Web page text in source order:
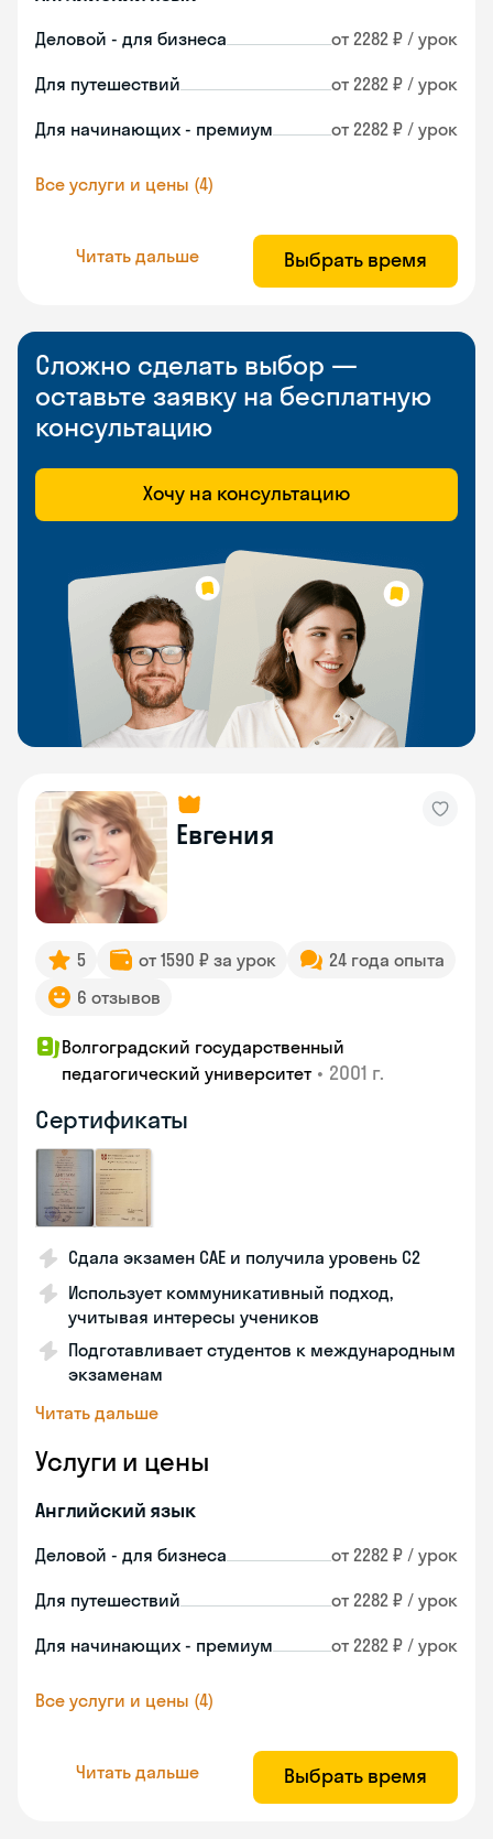
Деловой - для бизнеса от 2282 ₽ / урок
Для путешествий от 2282 ₽ / урок
Для начинающих - премиум от 2282 ₽ / урок
Все услуги и цены (4)
Читать дальше Выбрать время
Сложно сделать выбор —
оставьте заявку на бесплатную
консультацию
Хочу на консультацию
Евгения
5 от 1590 ₽ за урок
24 года опыта
6 отзывов
Волгоградский государственный
педагогический университет • 2001 г.
Сертификаты
Сдала экзамен CAE и получила уровень С2
Использует коммуникативный подход,
учитывая интересы учеников
Подготавливает студентов к международным
экзаменам
Читать дальше
Услуги и цены
Английский язык
Деловой - для бизнеса от 2282 ₽ / урок
Для путешествий от 2282 ₽ / урок
Для начинающих - премиум от 2282 ₽ / урок
Все услуги и цены (4)
Читать дальше Выбрать время